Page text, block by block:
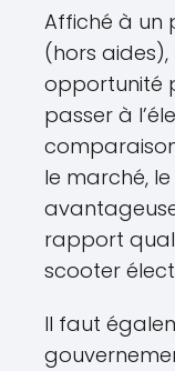
Affiché à un
(hors aides),
opportunité
passer à
le marché, le
rapport
scooter
Il faut